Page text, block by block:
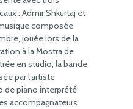
: Admir Shkurtaj et
composée
jouée lors de la
à la Mostra de
en studio; la bande
par l’artiste
de piano interprété
accompagnateurs